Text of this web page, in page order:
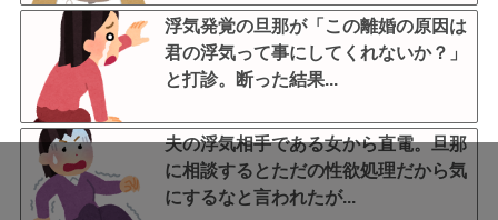
浮気発覚の旦那が「この離婚の原因は
君の浮気って事にしてくれないか？」
と打診。断った結果...
夫の浮気相手である女から直電。旦那
に相談するとただの性欲処理だから気
にするなと言われたが...